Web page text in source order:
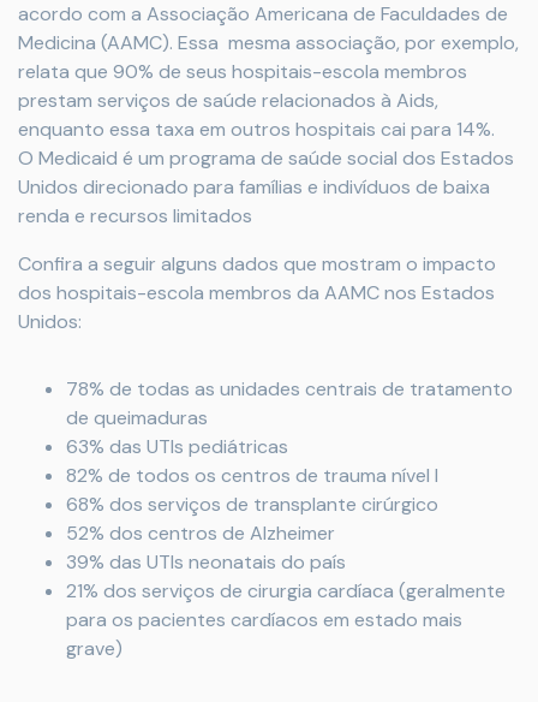
acordo com a Associação Americana de Faculdades de
Medicina (AAMC). Essa mesma associação, por exemplo,
relata que 90% de seus hospitais-escola membros
prestam serviços de saúde relacionados à Aids,
enquanto essa taxa em outros hospitais cai para 14%.
O Medicaid é um programa de saúde social dos Estados
Unidos direcionado para famílias e indivíduos de baixa
renda e recursos limitados
Confira a seguir alguns dados que mostram o impacto
dos hospitais-escola membros da AAMC nos Estados
Unidos:
78% de todas as unidades centrais de tratamento
de queimaduras
63% das UTIs pediátricas
82% de todos os centros de trauma nível I
68% dos serviços de transplante cirúrgico
52% dos centros de Alzheimer
39% das UTIs neonatais do país
21% dos serviços de cirurgia cardíaca (geralmente
para os pacientes cardíacos em estado mais
grave)